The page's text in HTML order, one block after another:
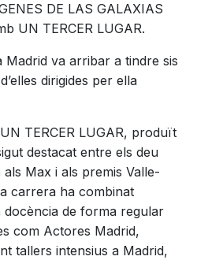
DE LAS GALAXIAS
UN TERCER LUGAR.
Madrid va arribar a tindre sis
dirigides per ella
TERCER LUGAR, produït
destacat entre els deu
Max i als premis Valle-
carrera ha combinat
docència de forma regular
com Actores Madrid,
tallers intensius a Madrid,